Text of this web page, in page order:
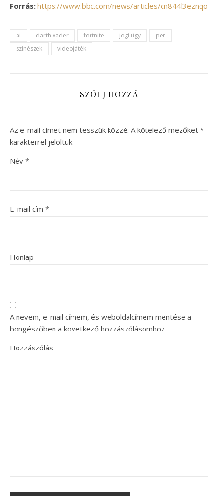
Forrás: https://www.bbc.com/news/articles/cn844l3eznqo
ai darth vader fortnite jogi ügy
per
színészek
videojáték
SZÓLJ HOZZÁ
Az e-mail címet nem tesszük közzé. A kötelező mezőket *
karakterrel jelöltük
Név *
E-mail cím *
Honlap
A nevem, e-mail címem, és weboldalcímem mentése a
böngészőben a következő hozzászólásomhoz.
Hozzászólás